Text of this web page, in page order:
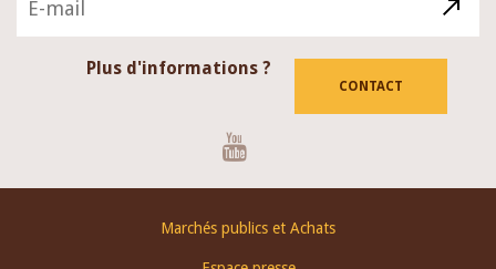
Plus d'informations ?
CONTACT
Marchés publics et Achats